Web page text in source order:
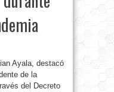
Ayala, destacó
de la
del Decreto